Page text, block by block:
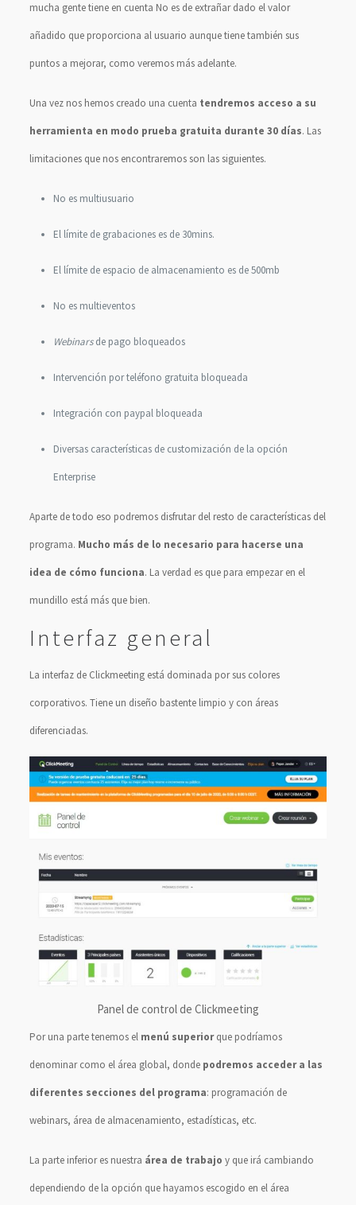
mucha gente tiene en cuenta No es de extrañar dado el valor
añadido que proporciona al usuario aunque tiene también sus
puntos a mejorar, como veremos más adelante.
Una vez nos hemos creado una cuenta tendremos acceso a su
herramienta en modo prueba gratuita durante 30 días. Las
limitaciones que nos encontraremos son las siguientes.
No es multiusuario
El límite de grabaciones es de 30mins.
El límite de espacio de almacenamiento es de 500mb
No es multieventos
Webinarsde pago bloqueados
Intervención por teléfono gratuita bloqueada
Integración con paypal bloqueada
Diversas características de customización de la opción
Enterprise
Aparte de todo eso podremos disfrutar del resto de características del
programa. Mucho más de lo necesario para hacerse una
idea de cómo funciona. La verdad es que para empezar en el
mundillo está más que bien.
Interfaz general
La interfaz de Clickmeeting está dominada por sus colores
corporativos. Tiene un diseño bastente limpio y con áreas
diferenciadas.
Panel de control de Clickmeeting
Por una parte tenemos el menú superiorque podríamos
denominar como el área global, donde podremos acceder a las
diferentes secciones del programa: programación de
webinars, área de almacenamiento, estadísticas, etc.
La parte inferior es nuestra área de trabajo y que irá cambiando
dependiendo de la opción que hayamos escogido en el área